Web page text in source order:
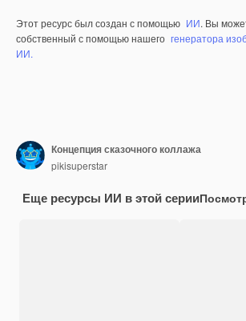
Этот ресурс был создан с помощью ИИ. Вы
собственный с помощью нашего генератора
ИИ.
Концепция сказочного коллажа
pikisuperstar
Еще ресурсы ИИ в этой серии